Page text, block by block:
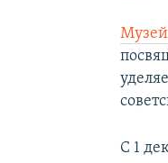
С 1